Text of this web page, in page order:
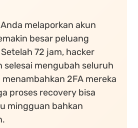
melaporkan akun
besar peluang
72 jam, hacker
selesai mengubah seluruh
2FA mereka
proses recovery bisa
mingguan bahkan